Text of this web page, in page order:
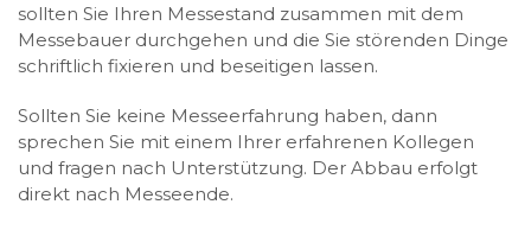
sollten Sie Ihren Messestand zusammen mit dem
Messebauer durchgehen und die Sie störenden Dinge
schriftlich fixieren und beseitigen lassen.
Sollten Sie keine Messeerfahrung haben, dann
sprechen Sie mit einem Ihrer erfahrenen Kollegen
und fragen nach Unterstützung. Der Abbau erfolgt
direkt nach Messeende.